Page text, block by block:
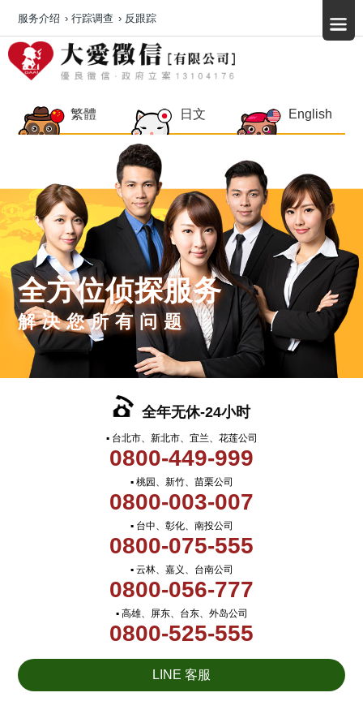
繁體 日文 English
全方位侦探服务
解决您所有问题
全年无休-24小时
▪ 台北市、新北市、宜兰、花莲公司
0800-449-999
▪ 桃园、新竹、苗栗公司
0800-003-007
▪ 台中、彰化、南投公司
0800-075-555
▪ 云林、嘉义、台南公司
0800-056-777
▪ 高雄、屏东、台东、外岛公司
0800-525-555
LINE 客服
服务介绍 › 行踪调查 › 反跟踪